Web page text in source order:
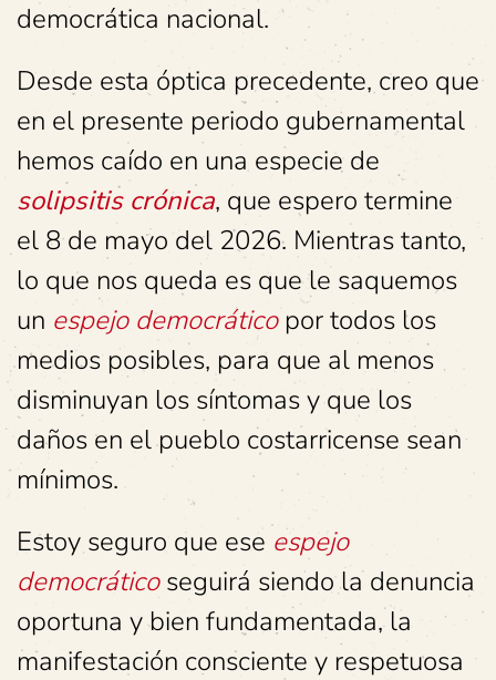
democrática nacional.
Desde esta óptica precedente, creo que
en el presente periodo gubernamental
hemos caído en una especie de
solipsitis crónica, que espero termine
el 8 de mayo del 2026. Mientras tanto,
lo que nos queda es que le saquemos
un espejo democráticopor todos los
medios posibles, para que al menos
disminuyan los síntomas y que los
daños en el pueblo costarricense sean
mínimos.
Estoy seguro que ese espejo
democráticoseguirá siendo la denuncia
oportuna y bien fundamentada, la
manifestación consciente y respetuosa